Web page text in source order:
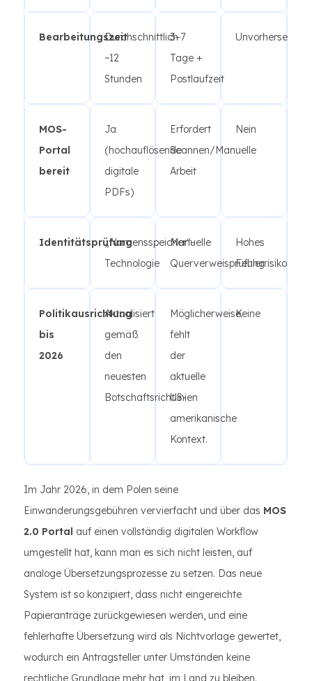
BearbeitungszeitDurchschnittlich
~12
Stunden
3–7
Tage +
Postlaufzeit
Unvorhersehbar
MOS-
Portal
bereit
Ja
(hochauflösende
digitale
PDFs)
Erfordert
Scannen/Manuelle
Arbeit
Nein
Identitätsprüfung„Namensspeicher“-
Technologie
Manuelle
Querverweisprüfung
Hohes
Fehlerrisiko
Politikausrichtung
bis
2026
Aktualisiert
gemäß
den
neuesten
Botschaftsrichtlinien
Möglicherweise
fehlt
der
aktuelle
US-
amerikanische
Kontext.
Keine
Im Jahr 2026, in dem Polen seine
Einwanderungsgebühren vervierfacht und über das MOS
2.0 Portal auf einen vollständig digitalen Workflow
umgestellt hat, kann man es sich nicht leisten, auf
analoge Übersetzungsprozesse zu setzen. Das neue
System ist so konzipiert, dass nicht eingereichte
Papieranträge zurückgewiesen werden, und eine
fehlerhafte Übersetzung wird als Nichtvorlage gewertet,
wodurch ein Antragsteller unter Umständen keine
rechtliche Grundlage mehr hat, im Land zu bleiben.